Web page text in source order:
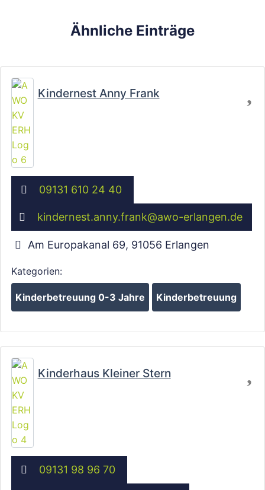
Wird geladen …
Ähnliche Einträge
Kindernest Anny Frank
09131 610 24 40
kindernest.anny.frank@awo-erlangen.de
Am Europakanal 69, 91056 Erlangen
Kategorien:
Kinderbetreuung 0-3 Jahre Kinderbetreuung
Kinderhaus Kleiner Stern
09131 98 96 70